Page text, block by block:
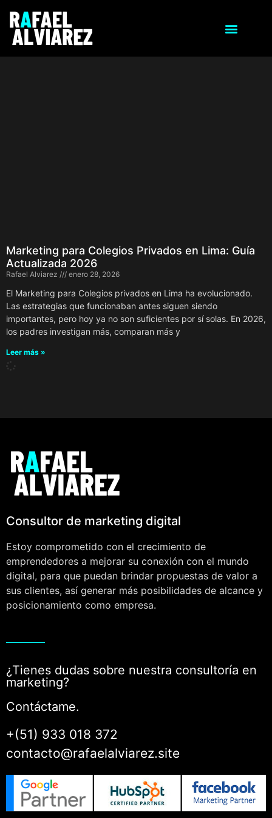
Marketing para Colegios Privados en Lima: Guía
Actualizada 2026
Rafael Alviarez enero 28, 2026
El Marketing para Colegios privados en Lima ha evolucionado.
Las estrategias que funcionaban antes siguen siendo
importantes, pero hoy ya no son suficientes por sí solas. En 2026,
los padres investigan más, comparan más y
Leer más »
Consultor de marketing digital
Estoy comprometido con el crecimiento de
emprendedores a mejorar su conexión con el mundo
digital, para que puedan brindar propuestas de valor a
sus clientes, así generar más posibilidades de alcance y
posicionamiento como empresa.
¿Tienes dudas sobre nuestra consultoría en
marketing?
Contáctame.
+(51) 933 018 372
contacto@rafaelalviarez.site